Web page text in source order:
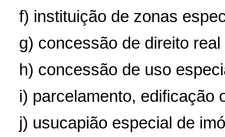
f) instituição de zonas
g) concessão de direito
h) concessão de uso
i) parcelamento, edificação
j) usucapião especial de